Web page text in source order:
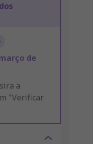
de
a
"Verificar